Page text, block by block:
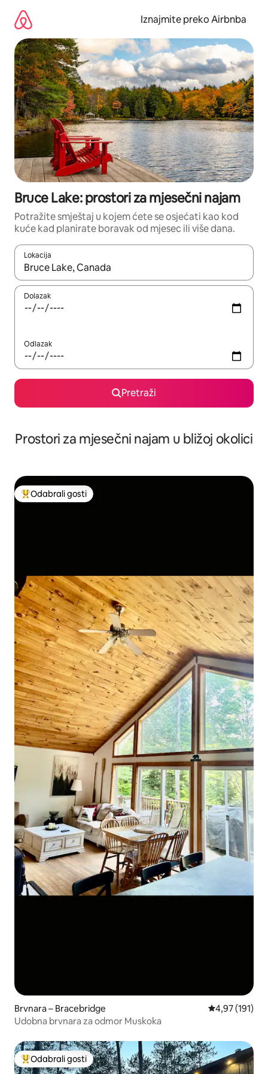
sadržaj
Iznajmite preko Airbnba
Bruce Lake: prostori za mjesečni najam
Potražite smještaj u kojem ćete se osjećati kao kod
kuće kad planirate boravak od mjesec ili više dana.
Lokacija
Kada budu dostupni rezultati, moći ćete ih pregledati
Dolazak
Odlazak
Pretraži
Prostori za mjesečni najam u bližoj okolici
Među najviše rangiranima s oznakom „Odabrali gosti”
Odabrali gosti
Brvnara – Bracebridge Prosječna
4,97 (191)
Udobna brvnara za odmor Muskoka
Među najviše rangiranima s oznakom „Odabrali gosti”
Odabrali gosti